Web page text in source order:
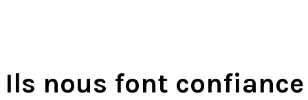
Ils nous font confiance